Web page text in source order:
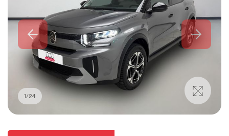
1/24